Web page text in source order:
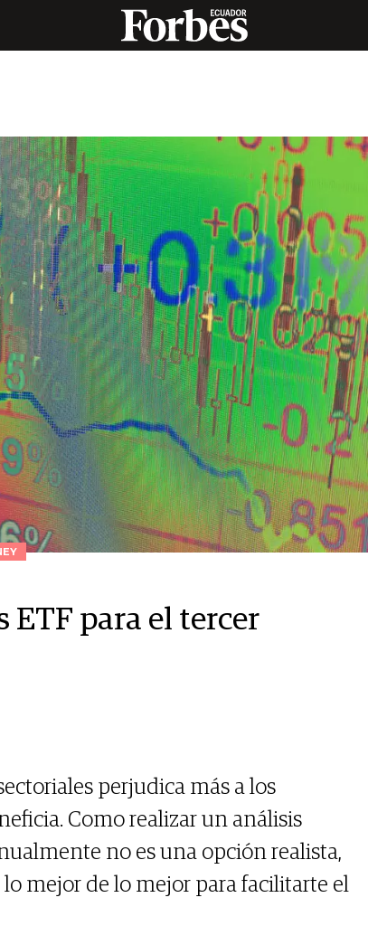
ETF para el tercer
perjudica más a los
Como realizar un análisis
no es una opción realista,
mejor de lo mejor para facilitarte el